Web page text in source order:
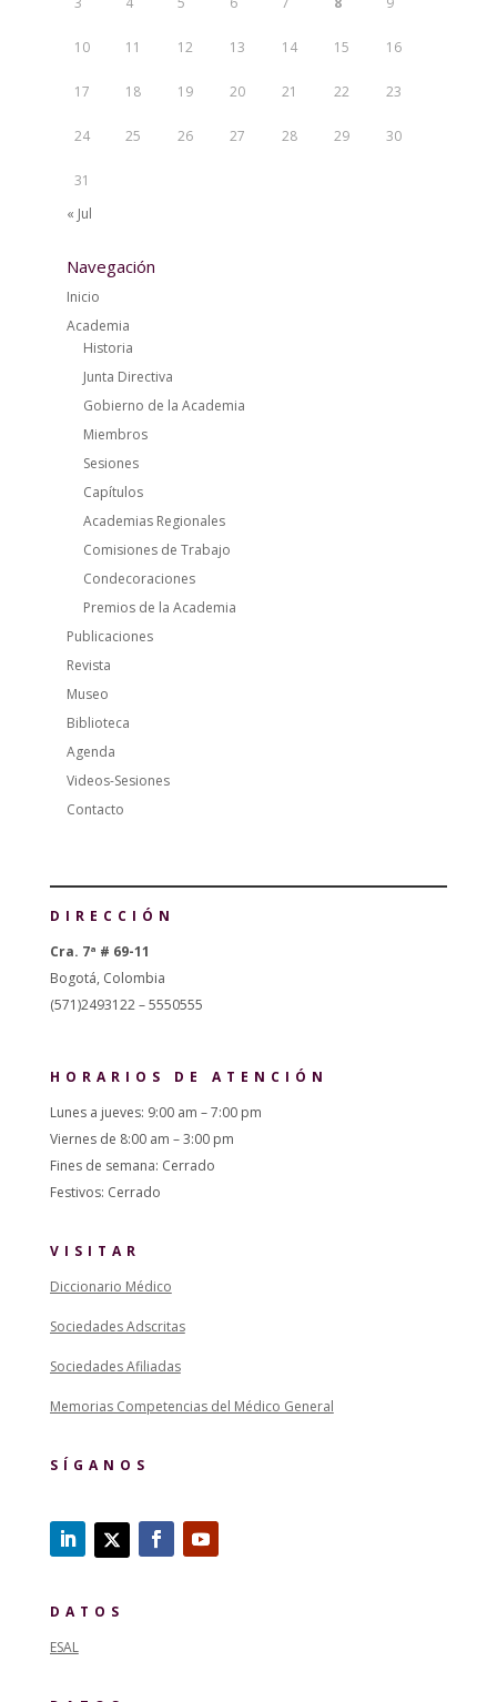
10 11 12 13 14 15 16
17 18 19 20 21 22 23
24 25 26 27 28 29 30
31
« Jul
Navegación
Inicio
Academia
Historia
Junta Directiva
Gobierno de la Academia
Miembros
Sesiones
Capítulos
Academias Regionales
Comisiones de Trabajo
Condecoraciones
Premios de la Academia
Publicaciones
Revista
Museo
Biblioteca
Agenda
Videos-Sesiones
Contacto
DIRECCIÓN
Cra. 7ª # 69-11
Bogotá, Colombia
(571)2493122 – 5550555
HORARIOS DE ATENCIÓN
Lunes a jueves: 9:00 am – 7:00 pm
Viernes de 8:00 am – 3:00 pm
Fines de semana: Cerrado
Festivos: Cerrado
VISITAR
Diccionario Médico
Sociedades Adscritas
Sociedades Afiliadas
Memorias Competencias del Médico General
SÍGANOS
DATOS
ESAL